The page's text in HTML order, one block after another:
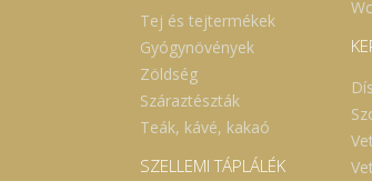
Tej és tejtermékek
Gyógynövények
Zöldség
Száraztészták
Teák, kávé, kakaó
SZELLEMI TÁPLÁLÉK